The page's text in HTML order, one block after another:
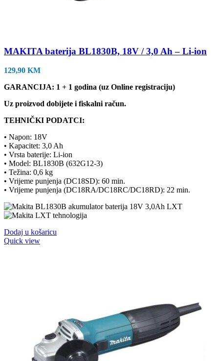
MAKITA baterija BL1830B, 18V / 3,0 Ah – Li-ion
129,90 KM
GARANCIJA: 1 + 1 godina (uz Online registraciju)
Uz proizvod dobijete i fiskalni račun.
TEHNIČKI PODATCI:
• Napon: 18V
• Kapacitet: 3,0 Ah
• Vrsta baterije: Li-ion
• Model: BL1830B (632G12-3)
• Težina: 0,6 kg
• Vrijeme punjenja (DC18SD): 60 min.
• Vrijeme punjenja (DC18RA/DC18RC/DC18RD): 22 min.
Dodaj u košaricu
Quick view